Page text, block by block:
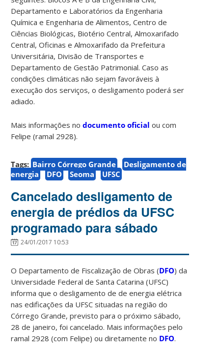
Departamento e Laboratórios da Engenharia
Química e Engenharia de Alimentos, Centro de
Ciências Biológicas, Biotério Central, Almoxarifado
Central, Oficinas e Almoxarifado da Prefeitura
Universitária, Divisão de Transportes e
Departamento de Gestão Patrimonial. Caso as
condições climáticas não sejam favoráveis à
execução dos serviços, o desligamento poderá ser
adiado.
Mais informações nodocumento oficial ou com
Felipe (ramal 2928).
Tags: Bairro Córrego Grande
Desligamento de
energia
DFO Seoma UFSC
Cancelado desligamento de
energia de prédios da UFSC
programado para sábado
24/01/2017 10:53
O Departamento de Fiscalização de Obras (DFO) da
Universidade Federal de Santa Catarina (UFSC)
informa que o desligamento de de energia elétrica
nas edificações da UFSC situadas na região do
Córrego Grande, previsto para o próximo sábado,
28 de janeiro, foi cancelado. Mais informações pelo
ramal 2928 (com Felipe) ou diretamente no DFO.